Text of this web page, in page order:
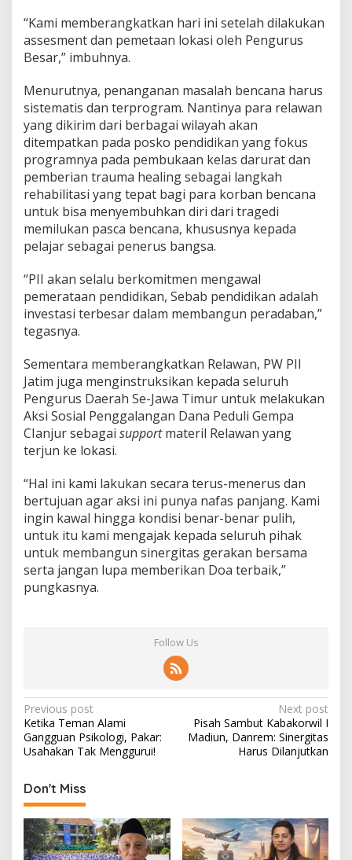
w
a
n
n
d
i
d
k
a
“Kami memberangkatkan hari ini setelah dilakukan
assesment dan pemetaan lokasi oleh Pengurus
Besar,” imbuhnya.
Menurutnya, penanganan masalah bencana harus
sistematis dan terprogram. Nantinya para relawan
yang dikirim dari berbagai wilayah akan
ditempatkan pada posko pendidikan yang fokus
programnya pada pembukaan kelas darurat dan
pemberian trauma healing sebagai langkah
rehabilitasi yang tepat bagi para korban bencana
untuk bisa menyembuhkan diri dari tragedi
memilukan pasca bencana, khususnya kepada
pelajar sebagai penerus bangsa.
“PII akan selalu berkomitmen mengawal
pemerataan pendidikan, Sebab pendidikan adalah
investasi terbesar dalam membangun peradaban,”
tegasnya.
Sementara memberangkatkan Relawan, PW PII
Jatim juga menginstruksikan kepada seluruh
Pengurus Daerah Se-Jawa Timur untuk melakukan
Aksi Sosial Penggalangan Dana Peduli Gempa
CIanjur sebagai supportmateril Relawan yang
terjun ke lokasi.
“Hal ini kami lakukan secara terus-menerus dan
bertujuan agar aksi ini punya nafas panjang. Kami
ingin kawal hingga kondisi benar-benar pulih,
untuk itu kami mengajak kepada seluruh pihak
untuk membangun sinergitas gerakan bersama
serta jangan lupa memberikan Doa terbaik,”
pungkasnya.
Follow Us
P
o
s
t
n
a
v
Previous post
Ketika Teman Alami
Gangguan Psikologi, Pakar:
Usahakan Tak Menggurui!
Next post
Pisah Sambut Kabakorwil I
Madiun, Danrem: Sinergitas
Harus Dilanjutkan
Don't Miss